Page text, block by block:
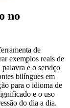
no
de
exemplos reais de
palavra e o serviço
bilíngues em
para o idioma de
e o uso
do dia a dia.